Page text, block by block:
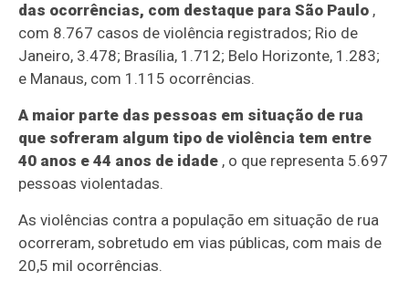
das ocorrências, com destaque para São Paulo ,
com 8.767 casos de violência registrados; Rio de
Janeiro, 3.478; Brasília, 1.712; Belo Horizonte, 1.283;
e Manaus, com 1.115 ocorrências.
A maior parte das pessoas em situação de rua
que sofreram algum tipo de violência tem entre
40 anos e 44 anos de idade , o que representa 5.697
pessoas violentadas.
As violências contra a população em situação de rua
ocorreram, sobretudo em vias públicas, com mais de
20,5 mil ocorrências.